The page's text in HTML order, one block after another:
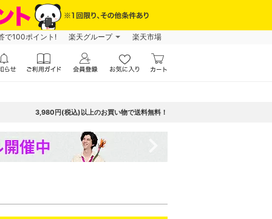
で100ポイント! 楽天グループ 楽天市場
3,980円(税込)以上のお買い物で送料無料！